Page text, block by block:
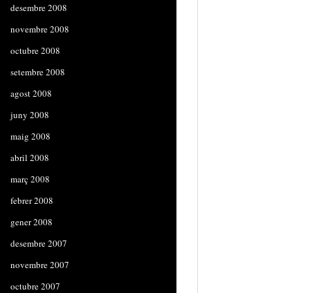
desembre 2008
novembre 2008
octubre 2008
setembre 2008
agost 2008
juny 2008
maig 2008
abril 2008
març 2008
febrer 2008
gener 2008
desembre 2007
novembre 2007
octubre 2007